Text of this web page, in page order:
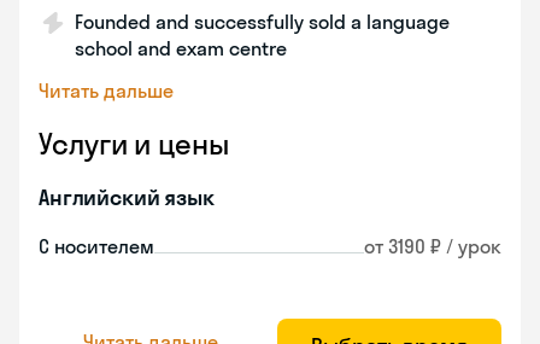
Founded and successfully sold a language
school and exam centre
Читать дальше
Услуги и цены
Английский язык
С носителем от 3190 ₽ / урок